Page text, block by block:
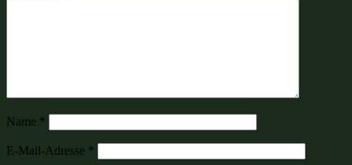
Name *
E-Mail-Adresse *